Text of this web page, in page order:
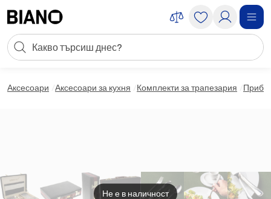
Търсене
Аксесоари Аксесоари за кухня Комплекти за трапезария
Не е в наличност